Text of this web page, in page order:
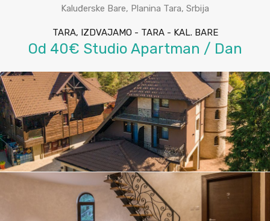
Kaluđerske Bare, Planina Tara, Srbija
TARA, IZDVAJAMO - TARA - KAL. BARE
Od 40€ Studio Apartman / Dan